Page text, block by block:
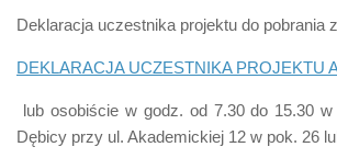
Deklaracja uczestnika projektu do pobrania
DEKLARACJA UCZESTNIKA PROJEKTU
lub osobiście w godz. od 7.30 do 15.30
Dębicy przy ul. Akademickiej 12 w pok. 26